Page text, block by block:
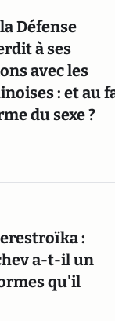
Défense
à ses
avec les
: et au
du sexe ?
:
a-t-il un
qu'il